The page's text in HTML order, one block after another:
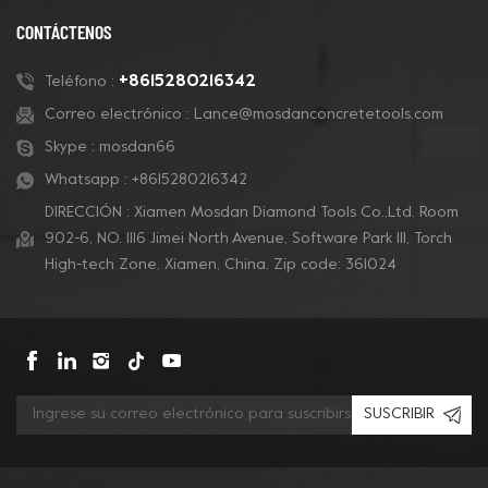
Caliza. Están
y se pueden montar
de respaldo rígida para
adaptarse a cualquier
máquina de piso.
CONTÁCTENOS
Teléfono : +8615280216342
Correo electrónico : Lance@mosdanconcretetools.com
Skype : mosdan66
Whatsapp : +8615280216342
DIRECCIÓN : Xiamen Mosdan Diamond Tools Co.,Ltd. Room
902-6, NO. 1116 Jimei North Avenue, Software Park Ill, Torch
High-tech Zone, Xiamen, China. Zip code: 361024
SUSCRIBIR